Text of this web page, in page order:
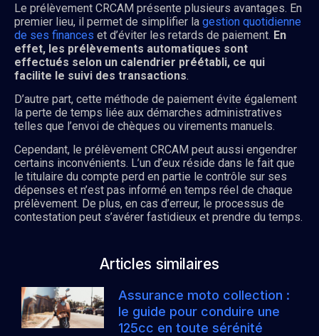
Articles similaires
Assurance moto collection :
le guide pour conduire une
125cc en toute sérénité
Le prélèvement CRCAM présente plusieurs avantages. En
premier lieu, il permet de simplifier la gestion quotidienne
de ses finances et d’éviter les retards de paiement. En
effet, les prélèvements automatiques sont
effectués selon un calendrier préétabli, ce qui
facilite le suivi des transactions.
D’autre part, cette méthode de paiement évite également
la perte de temps liée aux démarches administratives
telles que l’envoi de chèques ou virements manuels.
Cependant, le prélèvement CRCAM peut aussi engendrer
certains inconvénients. L’un d’eux réside dans le fait que
le titulaire du compte perd en partie le contrôle sur ses
dépenses et n’est pas informé en temps réel de chaque
prélèvement. De plus, en cas d’erreur, le processus de
contestation peut s’avérer fastidieux et prendre du temps.